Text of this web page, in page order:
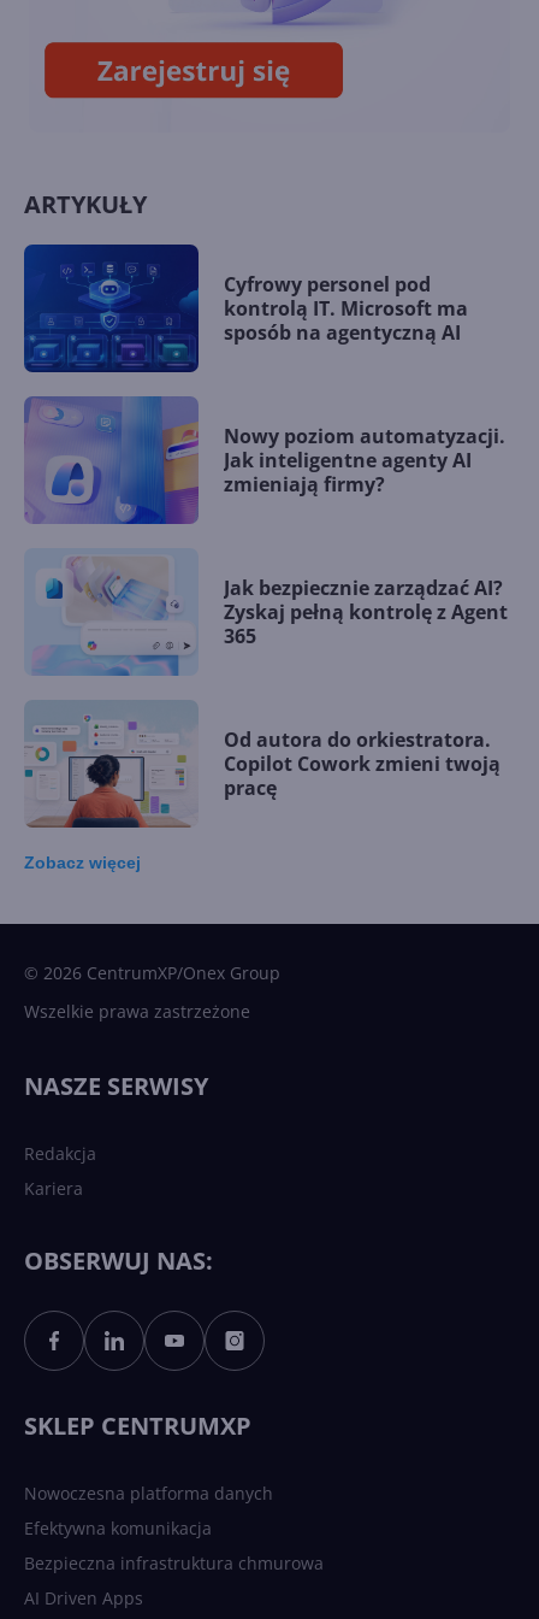
Internetu
ARTYKUŁY
Cyfrowy personel pod
kontrolą IT. Microsoft ma
sposób na agentyczną AI
Nowy poziom automatyzacji.
Jak inteligentne agenty AI
zmieniają firmy?
Jak bezpiecznie zarządzać AI?
Zyskaj pełną kontrolę z Agent
365
Od autora do orkiestratora.
Copilot Cowork zmieni twoją
pracę
Sztuczna inteligencja po
polsku. Dość barier
Zobacz więcej
© 2026 CentrumXP/Onex Group
Wszelkie prawa zastrzeżone
NASZE SERWISY
Redakcja
Kariera
OBSERWUJ NAS:
SKLEP CENTRUMXP
Nowoczesna platforma danych
Efektywna komunikacja
Bezpieczna infrastruktura chmurowa
AI Driven Apps